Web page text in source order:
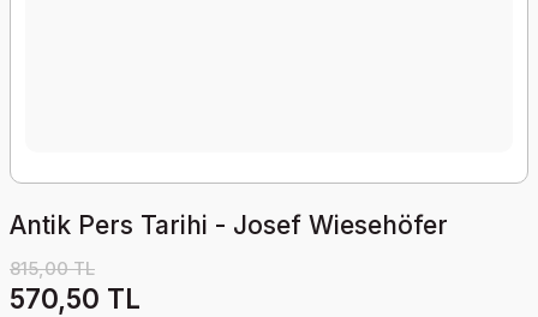
Antik Pers Tarihi - Josef Wiesehöfer
815,00 TL
570,50 TL